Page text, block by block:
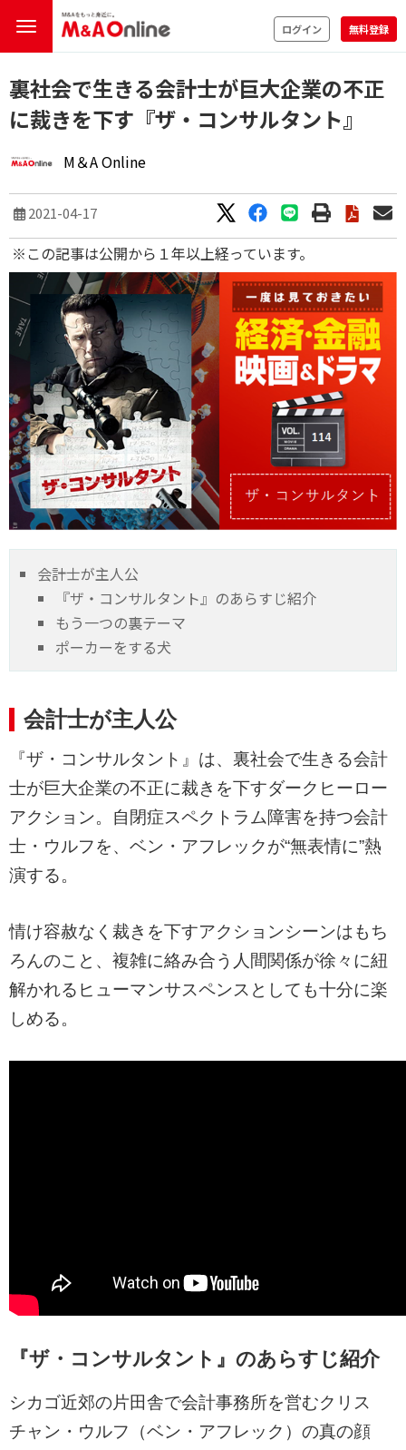
ログイン 無料登録
裏社会で生きる会計士が巨大企業の不正
に裁きを下す『ザ・コンサルタント』
M＆A Online
2021-04-17
※この記事は公開から１年以上経っています。
会計士が主人公
『ザ・コンサルタント』のあらすじ紹介
もう一つの裏テーマ
ポーカーをする犬
会計士が主人公
『ザ・コンサルタント』は、裏社会で生きる会計
士が巨大企業の不正に裁きを下すダークヒーロー
アクション。自閉症スペクトラム障害を持つ会計
士・ウルフを、ベン・アフレックが“無表情に”熱
演する。
情け容赦なく裁きを下すアクションシーンはもち
ろんのこと、複雑に絡み合う人間関係が徐々に紐
解かれるヒューマンサスペンスとしても十分に楽
しめる。
『ザ・コンサルタント』のあらすじ紹介
シカゴ近郊の片田舎で会計事務所を営むクリス
チャン・ウルフ（ベン・アフレック）の真の顔